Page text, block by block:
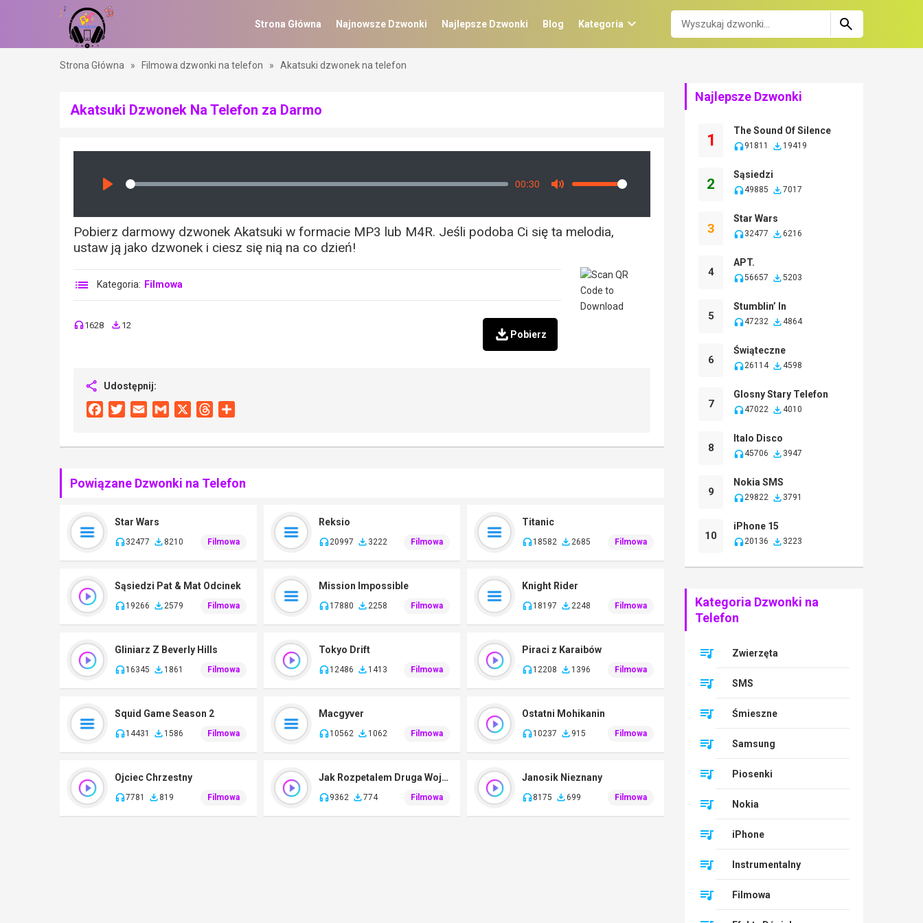
Strona Główna Najnowsze Dzwonki Najlepsze Dzwonki Blog Kategoria
Strona Główna » Filmowa dzwonki na telefon » Akatsuki dzwonek na telefon
Akatsuki Dzwonek Na Telefon za Darmo
Seek
00:30
Volume
Pobierz darmowy dzwonek Akatsuki w formacie MP3 lub M4R. Jeśli podoba Ci się ta melodia,
ustaw ją jako dzwonek i ciesz się nią na co dzień!
Kategoria: Filmowa
1628 12
Pobierz
Udostępnij:
FacebookTwitterEmail Gmail Threads
Powiązane Dzwonki na Telefon
Star Wars
32477 8210 Filmowa
Reksio
20997 3222 Filmowa
Titanic
18582 2685 Filmowa
Sąsiedzi Pat & Mat Odcinek
19266 2579 Filmowa
Mission Impossible
17880 2258 Filmowa
Knight Rider
18197 2248 Filmowa
Gliniarz Z Beverly Hills
16345 1861 Filmowa
Tokyo Drift
12486 1413 Filmowa
Piraci z Karaibów
12208 1396 Filmowa
Squid Game Season 2
14431 1586 Filmowa
Macgyver
10562 1062 Filmowa
Ostatni Mohikanin
10237 915 Filmowa
Ojciec Chrzestny
7781 819 Filmowa
Jak Rozpetalem Druga Wojne Swiatowa
9362 774 Filmowa
Janosik Nieznany
8175 699 Filmowa
Najlepsze Dzwonki
1
The Sound Of Silence
91811 19419
2
Sąsiedzi
49885 7017
3
Star Wars
32477 6216
4
APT.
56657 5203
5
Stumblin’ In
47232 4864
6
Świąteczne
26114 4598
7
Glosny Stary Telefon
47022 4010
8
Italo Disco
45706 3947
9
Nokia SMS
29822 3791
10
iPhone 15
20136 3223
Kategoria Dzwonki na
Telefon
Zwierzęta
SMS
Śmieszne
Samsung
Piosenki
Nokia
iPhone
Instrumentalny
Filmowa